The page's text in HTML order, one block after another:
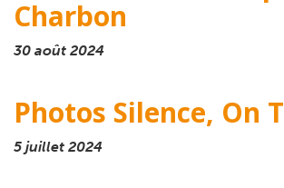
Charbon
30 août 2024
Photos Silence, On
5 juillet 2024